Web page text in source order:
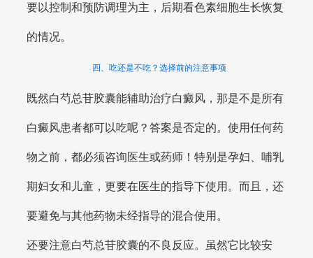
要以控制和预防调理为主，后期看色素细胞生长恢复
的情况。
四、吃还是不吃？选择前的注意事项
既然白芍总苷胶囊能辅助治疗白癜风，那是不是所有
白癜风患者都可以吃呢？答案是否定的。使用任何药
物之前，都必须咨询医生或药师！特别是孕妇、哺乳
期妇女和儿童，更要在医生的指导下使用。而且，还
要避免与其他药物未经指导的混合使用。
还要注意白芍总苷胶囊的不良反应。虽然它比较安